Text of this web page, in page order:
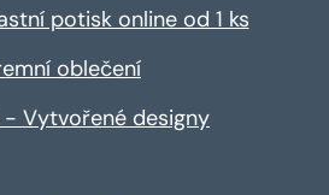
potisk online od 1 ks
oblečení
- Vytvořené designy